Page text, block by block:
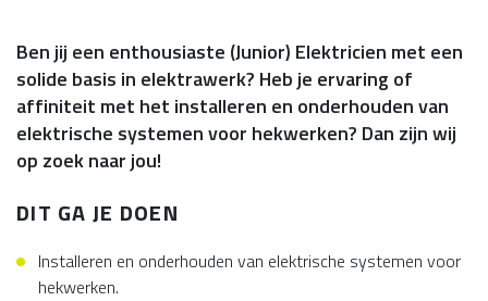
Ben jij een enthousiaste (Junior) Elektricien met een
solide basis in elektrawerk? Heb je ervaring of
affiniteit met het installeren en onderhouden van
elektrische systemen voor hekwerken? Dan zijn wij
op zoek naar jou!
DIT GA JE DOEN
Installeren en onderhouden van elektrische systemen voor
hekwerken.